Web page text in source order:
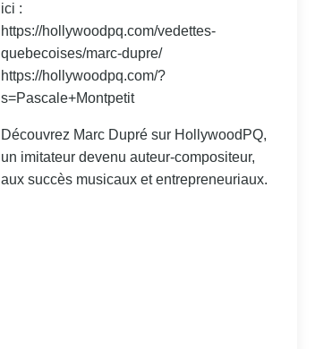
ici :
https://hollywoodpq.com/vedettes-
quebecoises/marc-dupre/
https://hollywoodpq.com/?
s=Pascale+Montpetit
Découvrez Marc Dupré sur HollywoodPQ,
un imitateur devenu auteur-compositeur,
aux succès musicaux et entrepreneuriaux.